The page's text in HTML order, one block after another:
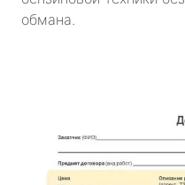
обмана.